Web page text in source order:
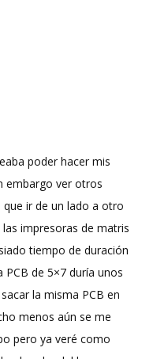
poder hacer mis
embargo ver otros
ir de un lado a otro
impresoras de matris
tiempo de duración
de 5×7 duría unos
la misma PCB en
menos aún se me
pero ya veré como